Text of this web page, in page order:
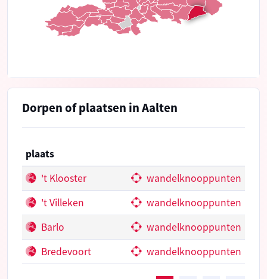
Dorpen of plaatsen in Aalten
plaats
't Klooster
wandelknooppunten
't Villeken
wandelknooppunten
Barlo
wandelknooppunten
Bredevoort
wandelknooppunten